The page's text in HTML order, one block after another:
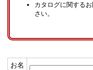
カタログに関する
さい。
お名